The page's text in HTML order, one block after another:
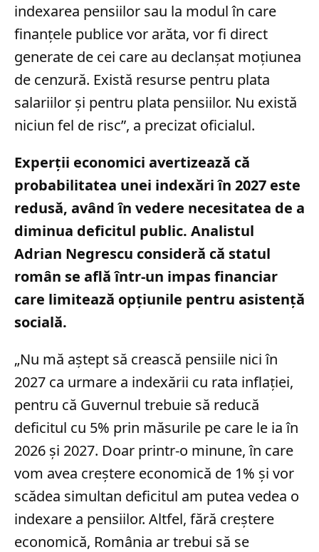
indexarea pensiilor sau la modul în care
finanțele publice vor arăta, vor fi direct
generate de cei care au declanșat moțiunea
de cenzură. Există resurse pentru plata
salariilor și pentru plata pensiilor. Nu există
niciun fel de risc”, a precizat oficialul.
Experții economici avertizează că
probabilitatea unei indexări în 2027 este
redusă, având în vedere necesitatea de a
diminua deficitul public. Analistul
Adrian Negrescu consideră că statul
român se află într-un impas financiar
care limitează opțiunile pentru asistență
socială.
„Nu mă aștept să crească pensiile nici în
2027 ca urmare a indexării cu rata inflației,
pentru că Guvernul trebuie să reducă
deficitul cu 5% prin măsurile pe care le ia în
2026 și 2027. Doar printr-o minune, în care
vom avea creștere economică de 1% și vor
scădea simultan deficitul am putea vedea o
indexare a pensiilor. Altfel, fără creștere
economică, România ar trebui să se